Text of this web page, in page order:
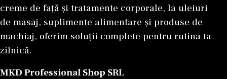
creme de față și tratamente corporale, la uleiuri
de masaj, suplimente alimentare și produse de
machiaj, oferim soluții complete pentru rutina ta
zilnică.
MKD Professional Shop SRL